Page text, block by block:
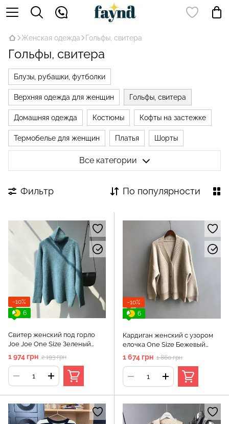
Женская одежда Гольфы, свитера
Гольфы, свитера
Блузы, рубашки, футболки
Верхняя одежда для женщин Гольфы, свитера
Домашняя одежда Костюмы Кофты на застежке
Термобелье для женщин Платья Шорты
Носки
Все категории
Фильтр По популярности
−10%
6
Свитер женский под горло
Joe Joe One Size Зеленый
(а2061)
1 974 грн 2 193 грн
−10%
6
Кардиган женский с узором
елочка One Size Бежевый
(а2112)
1 674 грн 1 860 грн